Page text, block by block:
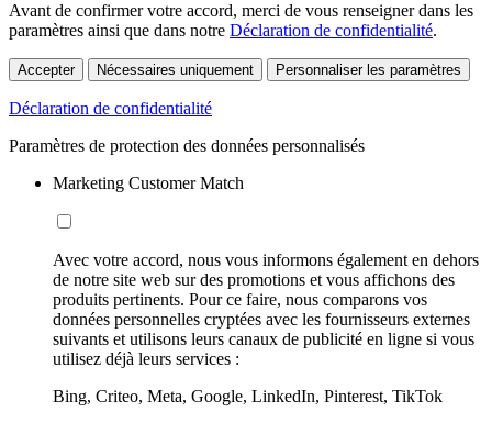
Avant de confirmer votre accord, merci de vous renseigner dans les
paramètres ainsi que dans notre Déclaration de confidentialité.
Accepter Nécessaires uniquement Personnaliser les paramètres
Déclaration de confidentialité
Paramètres de protection des données personnalisés
Marketing Customer Match
Avec votre accord, nous vous informons également en dehors
de notre site web sur des promotions et vous affichons des
produits pertinents. Pour ce faire, nous comparons vos
données personnelles cryptées avec les fournisseurs externes
suivants et utilisons leurs canaux de publicité en ligne si vous
utilisez déjà leurs services :
Bing, Criteo, Meta, Google, LinkedIn, Pinterest, TikTok